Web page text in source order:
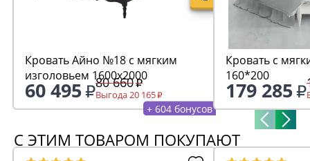
Кровать Айно №18 с мягким
изголовьем 1600х2000
60 495 80 660
Выгода 20 165
+ 604 бонусов
Кровать с
160*200
179 285
С ЭТИМ ТОВАРОМ ПОКУПАЮТ